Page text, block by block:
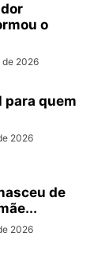
o
de 2026
para quem
2026
de
2026